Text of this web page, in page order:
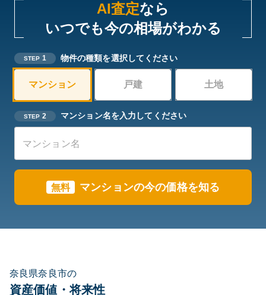
AI査定なら
いつでも今の相場がわかる
STEP 1 物件の種類を選択してください
マンション 戸建 土地
STEP 2 マンション名を入力してください
無料 マンションの今の価格を知る
奈良県奈良市の
資産価値・将来性